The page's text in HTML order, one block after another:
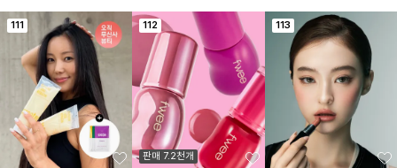
111 112
판매 7.2천개
113